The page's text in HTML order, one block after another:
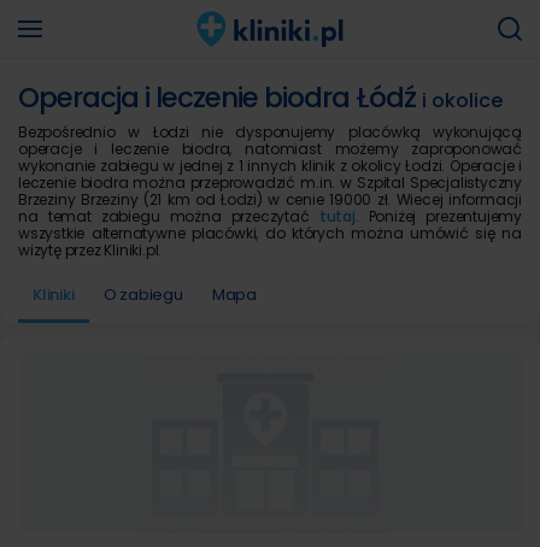
Operacja i leczenie biodra Łódź i okolice
Bezpośrednio w Łodzi nie dysponujemy placówką wykonującą
operacje i leczenie biodra, natomiast możemy zaproponować
wykonanie zabiegu w jednej z 1 innych klinik z okolicy Łodzi. Operacje i
leczenie biodra można przeprowadzić m.in. w Szpital Specjalistyczny
Brzeziny Brzeziny (21 km od Łodzi) w cenie 19000 zł. Wiecej informacji
na temat zabiegu można przeczytać tutaj. Poniżej prezentujemy
wszystkie alternatywne placówki, do których można umówić się na
wizytę przez Kliniki.pl.
Kliniki O zabiegu Mapa